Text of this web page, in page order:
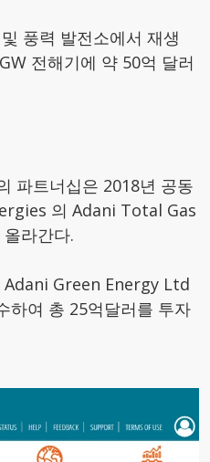
풍력 발전소에서 재생
전해기에 약 50억 달러
파트너십은 2018년 공동
의 Adani Total Gas
라간다.
Green Energy Ltd
하여 총 25억달러를 투자